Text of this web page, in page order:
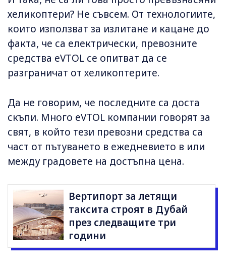
хеликоптери? Не съвсем. От технологиите,
които използват за излитане и кацане до
факта, че са електрически, превозните
средства eVTOL се опитват да се
разграничат от хеликоптерите.
Да не говорим, че последните са доста
скъпи. Много eVTOL компании говорят за
свят, в който тези превозни средства са
част от пътуването в ежедневието в или
между градовете на достъпна цена.
Вертипорт за летящи
таксита строят в Дубай
през следващите три
години